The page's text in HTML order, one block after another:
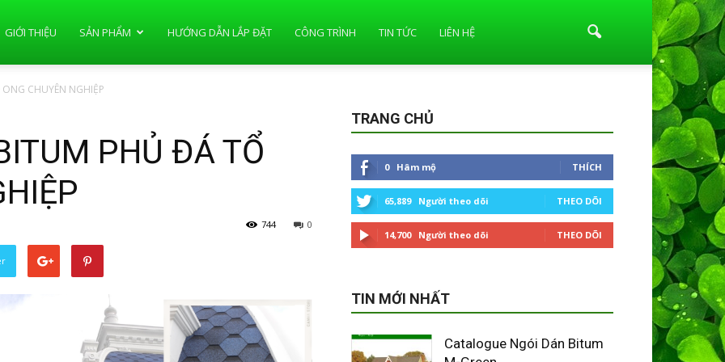
GIỚI THIỆU SẢN PHẨM HƯỚNG DẪN LẮP ĐẶT CÔNG TRÌNH TIN TỨC LIÊN HỆ
CHUYÊN NGHIỆP
PHỦ ĐÁ TỔ
0
744
TRANG CHỦ
0 Hâm mộ THÍCH
65,889 Người theo dõi THEO DÕI
14,700 Người theo dõi THEO DÕI
TIN MỚI NHẤT
Catalogue Ngói Dán Bitum